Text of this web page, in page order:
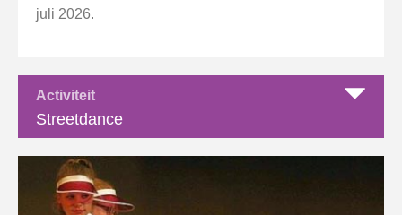
juli 2026.
Activiteit
Streetdance